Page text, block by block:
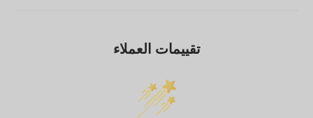
تقييمات العملاء